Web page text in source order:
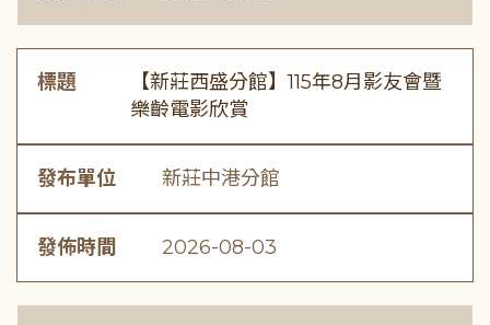
標題
【新莊西盛分館】115年8月影友會暨
樂齡電影欣賞
發布單位 新莊中港分館
發佈時間 2026-08-03